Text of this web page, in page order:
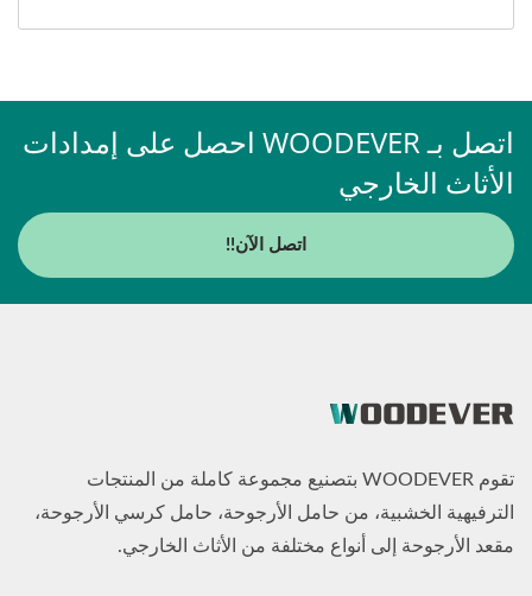
اتصل بـ WOODEVER احصل على إمدادات
الأثاث الخارجي
اتصل الآن!!
تقوم WOODEVER بتصنيع مجموعة كاملة من المنتجات
الترفيهية الخشبية، من حامل الأرجوحة، حامل كرسي الأرجوحة،
مقعد الأرجوحة إلى أنواع مختلفة من الأثاث الخارجي.